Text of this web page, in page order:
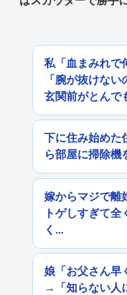
私「血まみれで
「腕が抜けな
玄関前がとんで
下に住み始めた
ら部屋に掃除機
嫁からマジで離
トゲしすぎて
く...
娘「お父さん早
→「知らない人